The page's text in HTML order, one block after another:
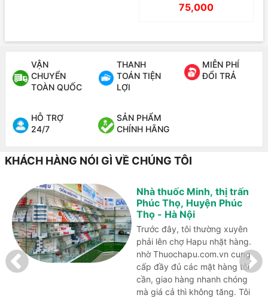
75,000
VẬN
CHUYỂN
TOÀN QUỐC
THANH
TOÁN TIỆN
LỢI
MIỄN PHÍ
ĐỔI TRẢ
HỖ TRỢ
24/7
SẢN PHẨM
CHÍNH HÃNG
KHÁCH HÀNG NÓI GÌ VỀ CHÚNG TÔI
Nhà thuốc Minh, thị trấn
Phúc Thọ, Huyện Phúc
Thọ - Hà Nội
Trước đây, tôi thường xuyên
phải lên chợ Hapu nhặt hàng.
nhờ Thuochapu.com.vn cung
cấp đầy đủ các mặt hàng tôi
cần, giao hàng nhanh chóng
mà giá cả thì không tăng. Tôi